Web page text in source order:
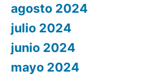
agosto 2024
julio 2024
junio 2024
mayo 2024